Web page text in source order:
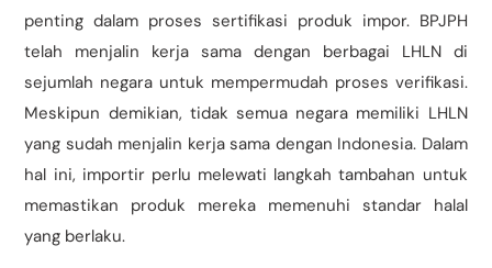
penting dalam proses sertifikasi produk impor. BPJPH
telah menjalin kerja sama dengan berbagai LHLN di
sejumlah negara untuk mempermudah proses verifikasi.
Meskipun demikian, tidak semua negara memiliki LHLN
yang sudah menjalin kerja sama dengan Indonesia. Dalam
hal ini, importir perlu melewati langkah tambahan untuk
memastikan produk mereka memenuhi standar halal
yang berlaku.